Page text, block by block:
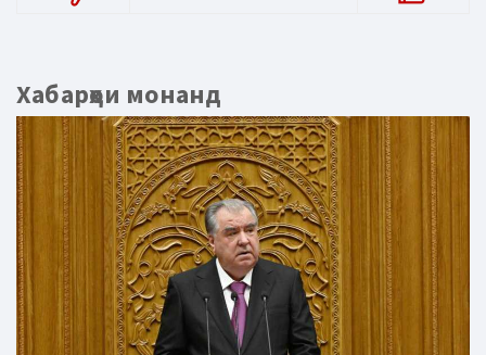
Хабарҳои монанд